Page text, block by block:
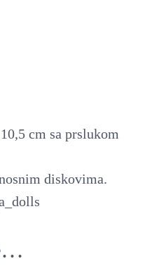
cm sa prslukom
diskovima.